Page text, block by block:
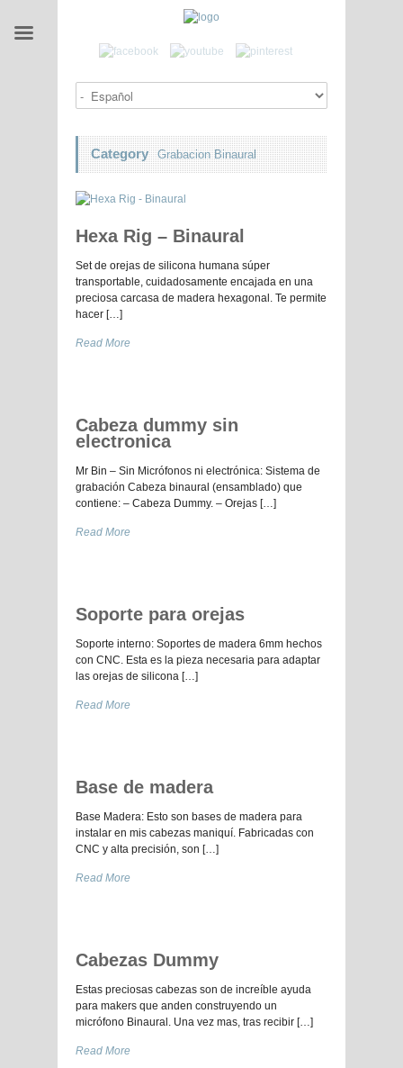
Category Grabacion Binaural
Hexa Rig – Binaural
Set de orejas de silicona humana súper
transportable, cuidadosamente encajada en una
preciosa carcasa de madera hexagonal. Te permite
hacer […]
Read More
Cabeza dummy sin
electronica
Mr Bin – Sin Micrófonos ni electrónica: Sistema de
grabación Cabeza binaural (ensamblado) que
contiene: – Cabeza Dummy. – Orejas […]
Read More
Soporte para orejas
Soporte interno: Soportes de madera 6mm hechos
con CNC. Esta es la pieza necesaria para adaptar
las orejas de silicona […]
Read More
Base de madera
Base Madera: Esto son bases de madera para
instalar en mis cabezas maniquí. Fabricadas con
CNC y alta precisión, son […]
Read More
Cabezas Dummy
Estas preciosas cabezas son de increíble ayuda
para makers que anden construyendo un
micrófono Binaural. Una vez mas, tras recibir […]
Read More